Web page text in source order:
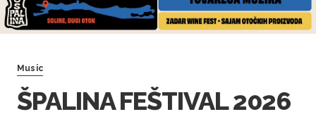
Music
ŠPALINA FEŠTIVAL 2026